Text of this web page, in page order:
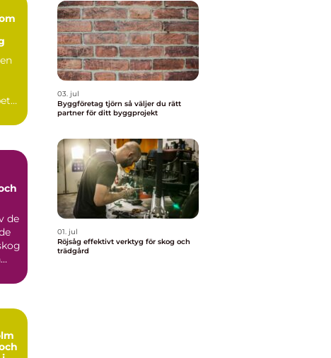
de
03. jul
Byggföretag tjörn så väljer du rätt
partner för ditt byggprojekt
01. jul
Röjsåg effektivt verktyg för skog och
trädgård